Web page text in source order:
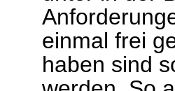
einmal frei
haben sind